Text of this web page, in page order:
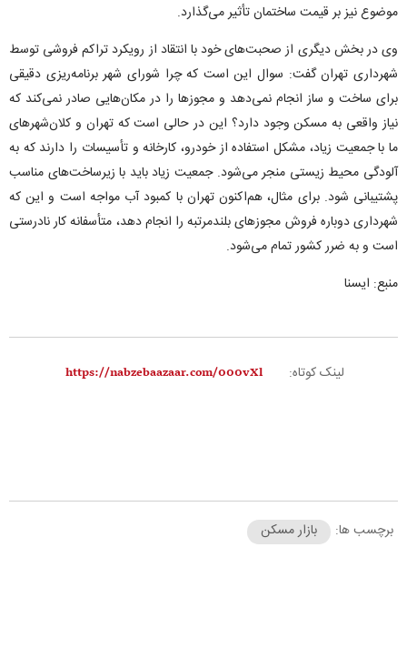
موضوع نیز بر قیمت ساختمان تأثیر می‌گذارد.
وی در بخش دیگری از صحبت‌های خود با انتقاد از رویکرد تراکم فروشی توسط
شهرداری تهران گفت: سوال این است که چرا شورای شهر برنامه‌ریزی دقیقی
برای ساخت و ساز انجام نمی‌دهد و مجوزها را در مکان‌هایی صادر نمی‌کند که
نیاز واقعی به مسکن وجود دارد؟ این در حالی است که تهران و کلان‌شهرهای
ما با جمعیت زیاد، مشکل استفاده از خودرو، کارخانه و تأسیسات را دارند که به
آلودگی محیط زیستی منجر می‌شود. جمعیت زیاد باید با زیرساخت‌های مناسب
پشتیبانی شود. برای مثال، هم‌اکنون تهران با کمبود آب مواجه است و این که
شهرداری دوباره فروش مجوزهای بلندمرتبه را انجام دهد، متأسفانه کار نادرستی
است و به ضرر کشور تمام می‌شود.
منبع: ایسنا
لینک کوتاه:
برچسب ها: بازار مسکن